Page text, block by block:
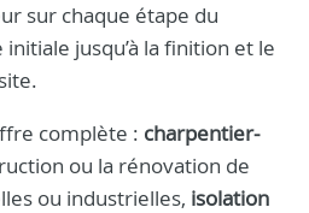
sur chaque étape du
jusqu’à la finition et le
complète : charpentier-
ou la rénovation de
ou industrielles, isolation